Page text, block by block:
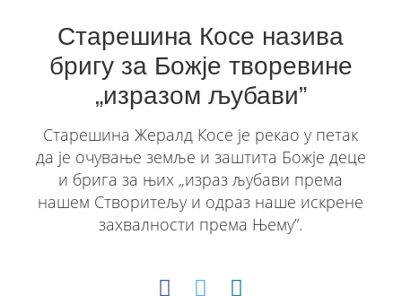
Старешина Косе назива
бригу за Божје творевине
„изразом љубави”
Старешина Жералд Косе je рекао у петак
да је очување земље и заштита Божје деце
и брига за њих „израз љубави према
нашем Створитељу и одраз наше искрене
захвалности према Њему”.